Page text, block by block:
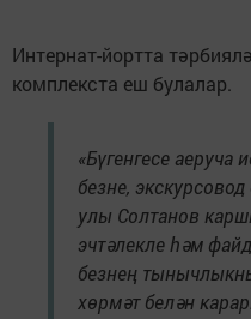
Интернат-йортта
комплекста еш булалар.
«Бүгенгесе аеруча
безне,
улы Солтанов
эчтәлекле һәм
безнең
хөрмәт белән